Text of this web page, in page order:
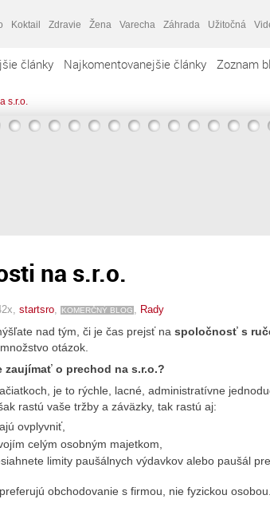
Koktail Zdravie Žena Varecha Záhrada Užitočná
články Najkomentovanejšie články Zoznam
s.r.o.
na s.r.o.
startsro KOMERČNÝ BLOG Rady
nad tým, či je čas prejsť na spoločnosť s
otázok.
zaujímať o prechod na s.r.o.?
je to rýchle, lacné, administratívne
rastú vaše tržby a záväzky, tak rastú aj:
ovplyvniť,
celým osobným majetkom,
limity paušálnych výdavkov alebo paušál
preferujú obchodovanie s firmou, nie fyzickou osobou.